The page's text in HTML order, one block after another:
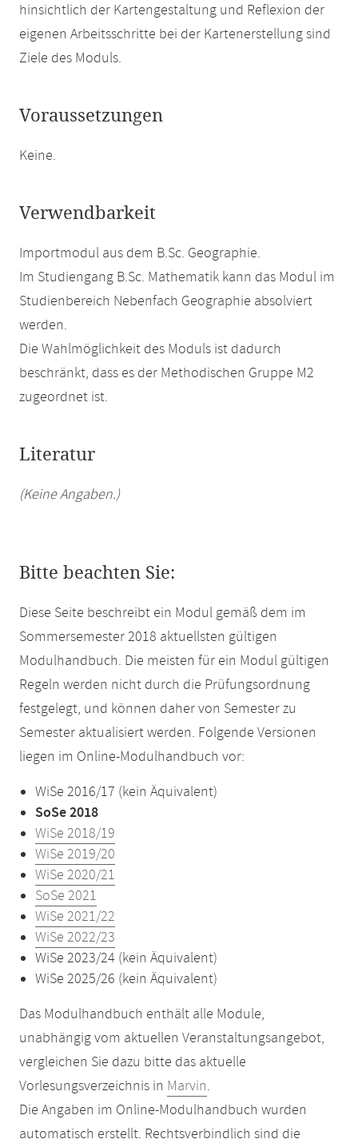
hinsichtlich der Kartengestaltung und Reflexion der
eigenen Arbeitsschritte bei der Kartenerstellung sind
Ziele des Moduls.
Voraussetzungen
Keine.
Verwendbarkeit
Importmodul aus dem B.Sc. Geographie.
Im Studiengang B.Sc. Mathematik kann das Modul im
Studienbereich Nebenfach Geographie absolviert
werden.
Die Wahlmöglichkeit des Moduls ist dadurch
beschränkt, dass es der Methodischen Gruppe M2
zugeordnet ist.
Literatur
(Keine Angaben.)
Bitte beachten Sie:
Diese Seite beschreibt ein Modul gemäß dem im
Sommersemester 2018 aktuellsten gültigen
Modulhandbuch. Die meisten für ein Modul gültigen
Regeln werden nicht durch die Prüfungsordnung
festgelegt, und können daher von Semester zu
Semester aktualisiert werden. Folgende Versionen
liegen im Online-Modulhandbuch vor:
WiSe 2016/17 (kein Äquivalent)
SoSe 2018
WiSe 2018/19
WiSe 2019/20
WiSe 2020/21
SoSe 2021
WiSe 2021/22
WiSe 2022/23
WiSe 2023/24 (kein Äquivalent)
WiSe 2025/26 (kein Äquivalent)
Das Modulhandbuch enthält alle Module,
unabhängig vom aktuellen Veranstaltungsangebot,
vergleichen Sie dazu bitte das aktuelle
Vorlesungsverzeichnis in Marvin.
Die Angaben im Online-Modulhandbuch wurden
automatisch erstellt. Rechtsverbindlich sind die